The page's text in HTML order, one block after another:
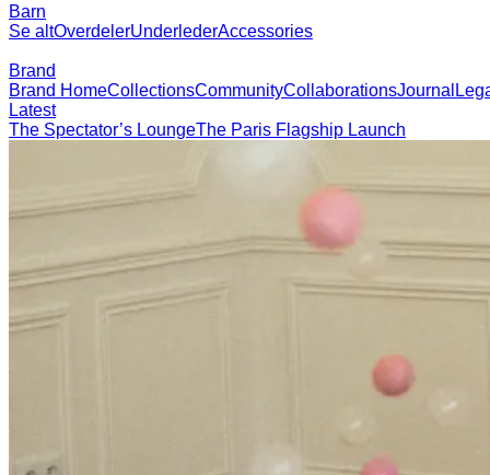
Brand
Brand HomeCollectionsCommunityCollaborationsJournalLegacy
Latest
The Spectator’s LoungeThe Paris Flagship Launch
KB: The Anniversary Editions
Les Deux International Club
Summer 2026
Søk
Trending nå